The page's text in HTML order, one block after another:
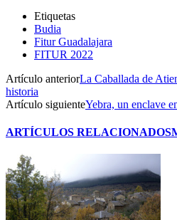
Etiquetas
Budia
Fitur Guadalajara
FITUR 2022
Artículo anteriorLa Caballada de
historia
Artículo siguienteYebra, un enclave
ARTÍCULOS RELACIONADOS